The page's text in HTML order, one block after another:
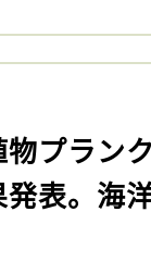
物プラン
表。海